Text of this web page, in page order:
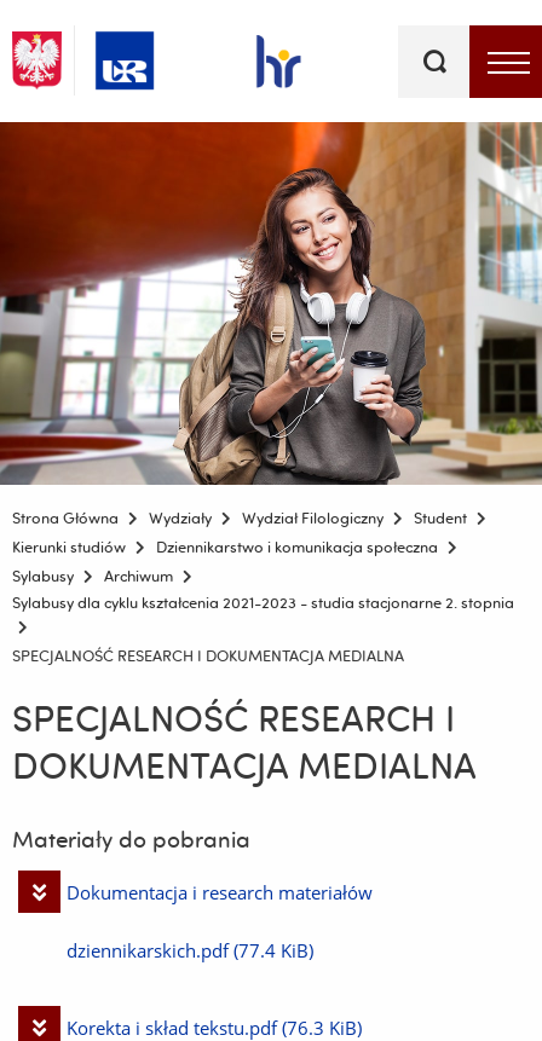
kluczowe
Strona Główna Wydziały Wydział Filologiczny
Student
Kierunki studiów
Dziennikarstwo i komunikacja społeczna
Sylabusy
Archiwum
Sylabusy dla cyklu kształcenia 2021-2023 - studia stacjonarne 2. stopnia
SPECJALNOŚĆ RESEARCH I DOKUMENTACJA MEDIALNA
SPECJALNOŚĆ RESEARCH I
DOKUMENTACJA MEDIALNA
Materiały do pobrania
Pobierz
plik
Dokumentacja i research materiałów
dziennikarskich.pdf (77.4 KiB)
Pobierz
Korekta i skład tekstu.pdf (76.3 KiB)